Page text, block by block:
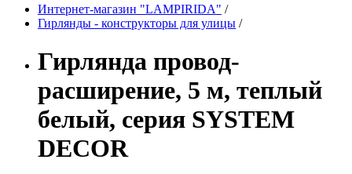
Интернет-магазин "LAMPIRIDA" /
Гирлянды - конструкторы для улицы /
Гирлянда провод-
расширение, 5 м, теплый
белый, серия SYSTEM
DECOR